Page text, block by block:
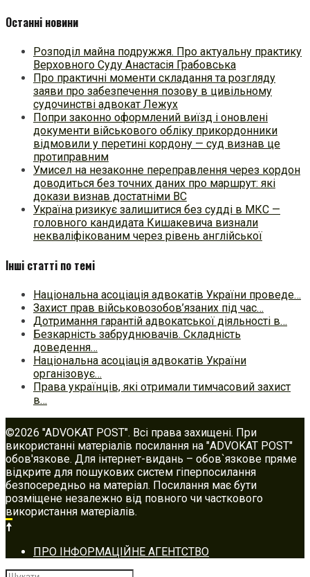
Останні новини
Розподіл майна подружжя. Про актуальну практику
Верховного Суду Анастасія Грабовська
Про практичні моменти складання та розгляду
заяви про забезпечення позову в цивільному
судочинстві адвокат Лежух
Попри законно оформлений виїзд і оновлені
документи військового обліку прикордонники
відмовили у перетині кордону — суд визнав це
протиправним
Умисел на незаконне переправлення через кордон
доводиться без точних даних про маршрут: які
докази визнав достатніми ВС
Україна ризикує залишитися без судді в МКС —
головного кандидата Кишакевича визнали
некваліфікованим через рівень англійської
Інші статті по темі
Національна асоціація адвокатів України проведе…
Захист прав військовозобов’язаних під час…
Дотримання гарантій адвокатської діяльності в…
Безкарність забруднювачів. Складність
доведення…
Національна асоціація адвокатів України
організовує…
Права українців, які отримали тимчасовий захист
в…
©2026 "ADVOKAT POST". Всі права захищені. При
використанні матеріалів посилання на "ADVOKAT POST"
обов'язкове. Для інтернет-видань – обов`язкове пряме
відкрите для пошукових систем гіперпосилання
безпосередньо на матеріал. Посилання має бути
розміщене незалежно від повного чи часткового
використання матеріалів.
Footer
navigation
ПРО ІНФОРМАЦІЙНЕ АГЕНТСТВО